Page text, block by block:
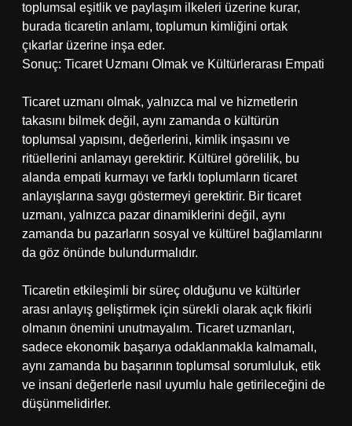
toplumsal eşitlik ve paylaşım ilkeleri üzerine kurar,
burada ticaretin anlamı, toplumun kimliğini ortak
çıkarlar üzerine inşa eder.
Sonuç: Ticaret Uzmanı Olmak ve Kültürlerarası Empati
Ticaret uzmanı olmak, yalnızca mal ve hizmetlerin
takasını bilmek değil, aynı zamanda o kültürün
toplumsal yapısını, değerlerini, kimlik inşasını ve
ritüellerini anlamayı gerektirir. Kültürel görelilik, bu
alanda empati kurmayı ve farklı toplumların ticaret
anlayışlarına saygı göstermeyi gerektirir. Bir ticaret
uzmanı, yalnızca pazar dinamiklerini değil, aynı
zamanda bu pazarların sosyal ve kültürel bağlamlarını
da göz önünde bulundurmalıdır.
Ticaretin etkileşimli bir süreç olduğunu ve kültürler
arası anlayış geliştirmek için sürekli olarak açık fikirli
olmanın önemini unutmayalım. Ticaret uzmanları,
sadece ekonomik başarıya odaklanmakla kalmamalı,
aynı zamanda bu başarının toplumsal sorumluluk, etik
ve insani değerlerle nasıl uyumlu hale getirileceğini de
düşünmelidirler.